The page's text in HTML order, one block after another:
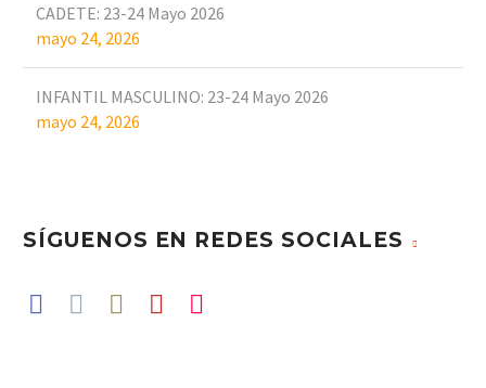
CADETE: 23-24 Mayo 2026
mayo 24, 2026
INFANTIL MASCULINO: 23-24 Mayo 2026
mayo 24, 2026
SÍGUENOS EN REDES SOCIALES